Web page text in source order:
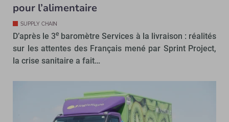
pour l’alimentaire
SUPPLY CHAIN
D’après le 3e baromètre Services à la livraison : réalités
sur les attentes des Français mené par Sprint Project,
la crise sanitaire a fait…